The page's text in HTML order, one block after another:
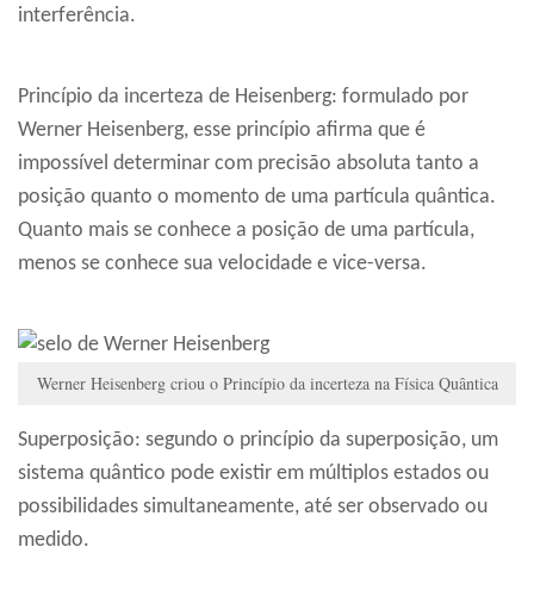
interferência.
Princípio da incerteza de Heisenberg: formulado por
Werner Heisenberg, esse princípio afirma que é
impossível determinar com precisão absoluta tanto a
posição quanto o momento de uma partícula quântica.
Quanto mais se conhece a posição de uma partícula,
menos se conhece sua velocidade e vice-versa.
Werner Heisenberg criou o Princípio da incerteza na Física Quântica
Superposição: segundo o princípio da superposição, um
sistema quântico pode existir em múltiplos estados ou
possibilidades simultaneamente, até ser observado ou
medido.